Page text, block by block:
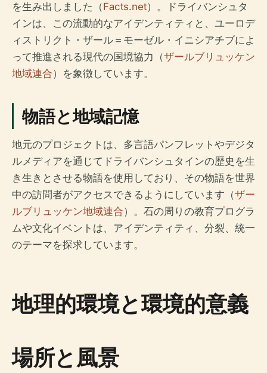
を生み出しました（Facts.net）。ドライバンシュタ
インは、この流動的なアイデンティティと、ユーロデ
ィストリクト・ザール＝モーゼル・イニシアチブによ
って推進される現代の国境協力（ザールブリュッケン
地域連合）を象徴しています。
物語と地域記憶
地元のプロジェクトは、多言語パンフレットやデジタ
ルメディアを通じてドライバンシュタインの歴史を生
き生きとさせる物語を使用しており、その物語を世界
中の訪問者がアクセスできるようにしています（ザー
ルブリュッケン地域連合）。石の周りの教育プログラ
ムや文化イベントは、アイデンティティ、分裂、統一
のテーマを探求しています。
地理的環境と環境的意義
場所と風景